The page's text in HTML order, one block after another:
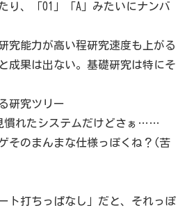
り、「01」「A」みたいにナンバ
究能力が高い程研究速度も上がる
成果は出ない。基礎研究は特にそ
研究ツリー
慣れたシステムだけどさぁ……
そのまんまな仕様っぽくね？(苦
ト打ちっぱなし」だと、それっぽ